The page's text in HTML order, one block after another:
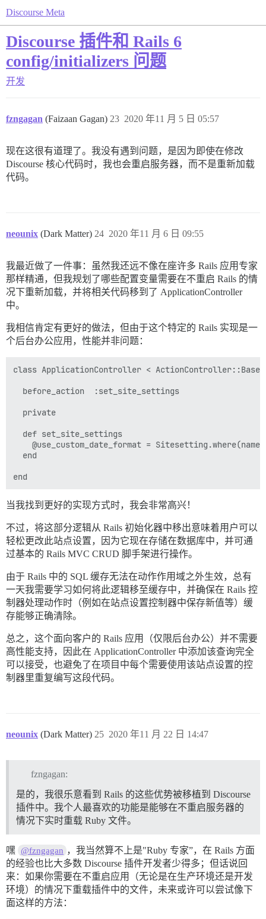
Discourse Meta
Discourse 插件和 Rails 6
config/initializers 问题
开发
fzngagan (Faizaan Gagan) 2020 年11 月 5 日 05:57
23
现在这很有道理了。我没有遇到问题，是因为即使在修改
Discourse 核心代码时，我也会重启服务器，而不是重新加载
代码。
neounix (Dark Matter) 2020 年11 月 6 日 09:55
24
我最近做了一件事：虽然我还远不像在座许多 Rails 应用专家
那样精通，但我规划了哪些配置变量需要在不重启 Rails 的情
况下重新加载，并将相关代码移到了 ApplicationController
中。
我相信肯定有更好的做法，但由于这个特定的 Rails 实现是一
个后台办公应用，性能并非问题：
class ApplicationController < ActionController::Base
  before_action  :set_site_settings
  private
  def set_site_settings
@use_custom_date_format =
  end
当我找到更好的实现方式时，我会非常高兴！
不过，将这部分逻辑从 Rails 初始化器中移出意味着用户可以
轻松更改此站点设置，因为它现在存储在数据库中，并可通
过基本的 Rails MVC CRUD 脚手架进行操作。
由于 Rails 中的 SQL 缓存无法在动作作用域之外生效，总有
一天我需要学习如何将此逻辑移至缓存中，并确保在 Rails 控
制器处理动作时（例如在站点设置控制器中保存新值等）缓
存能够正确清除。
总之，这个面向客户的 Rails 应用（仅限后台办公）并不需要
高性能支持，因此在 ApplicationController 中添加该查询完全
可以接受，也避免了在项目中每个需要使用该站点设置的控
制器里重复编写这段代码。
neounix (Dark Matter) 2020 年11 月 22 日 14:47
25
fzngagan:
是的，我很乐意看到 Rails 的这些优势被移植到 Discourse
插件中。我个人最喜欢的功能是能够在不重启服务器的
情况下实时重载 Ruby 文件。
嘿 @fzngagan ，我当然算不上是"Ruby 专家”，在 Rails 方面
的经验也比大多数 Discourse 插件开发者少得多；但话说回
来：如果你需要在不重启应用（无论是在生产环境还是开发
环境）的情况下重载插件中的文件，未来或许可以尝试像下
面这样的方法：